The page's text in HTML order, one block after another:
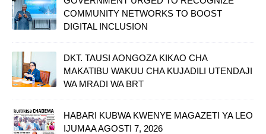
COMMUNITY NETWORKS TO BOOST
DIGITAL INCLUSION
DKT. TAUSI AONGOZA KIKAO CHA
MAKATIBU WAKUU CHA KUJADILI UTENDAJI
WA MRADI WA BRT
HABARI KUBWA KWENYE MAGAZETI YA LEO
IJUMAA AGOSTI 7, 2026